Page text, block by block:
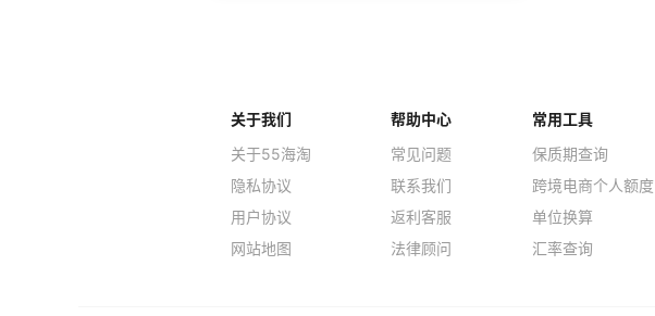
关于我们
关于55海淘
隐私协议
用户协议
网站地图
帮助中心
常见问题
联系我们
返利客服
法律顾问
常用工具
保质期查询
跨境电商个人额度
单位换算
汇率查询